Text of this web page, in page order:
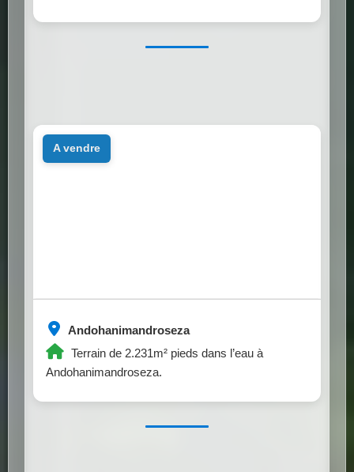
Andohanimandroseza
Terrain de 2.231m² pieds dans l’eau à
Andohanimandroseza.
a vendre